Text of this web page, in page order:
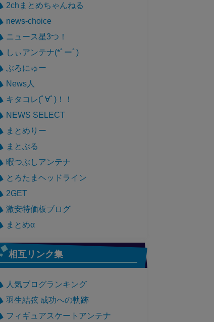
2chまとめちゃんねる
news-choice
ニュース星3つ！
しぃアンテナ(*ﾟーﾟ)
ぶろにゅー
News人
キタコレ(ﾟ∀ﾟ)！！
NEWS SELECT
まとめりー
まとぶる
暇つぶしアンテナ
とろたまヘッドライン
2GET
激安特価板ブログ
まとめα
相互リンク集
人気ブログランキング
羽生結弦 成功への軌跡
フィギュアスケートアンテナ